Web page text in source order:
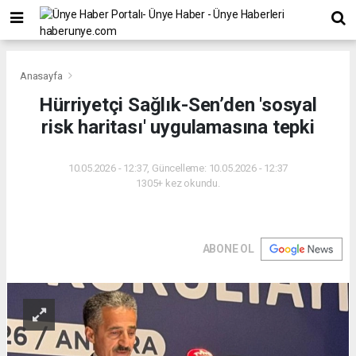
Anasayfa
Hürriyetçi Sağlık-Sen’den 'sosyal
risk haritası' uygulamasına tepki
10.05.2026 - 12:37, Güncelleme: 10.05.2026 - 12:37
1305+ kez okundu.
ABONE OL